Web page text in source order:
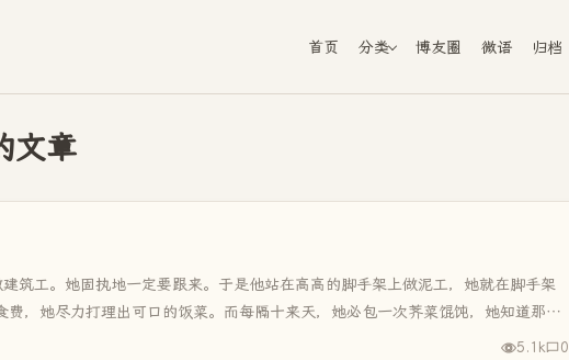
首页 分类 博友圈 微语 归档
文章
筑工。她固执地一定要跟来。于是他站在高高的脚手架上做泥工，她就在脚手架
，她尽力打理出可口的饭菜。而每隔十来天，她必包一次荠菜馄饨，她知道那是
5.1k 0